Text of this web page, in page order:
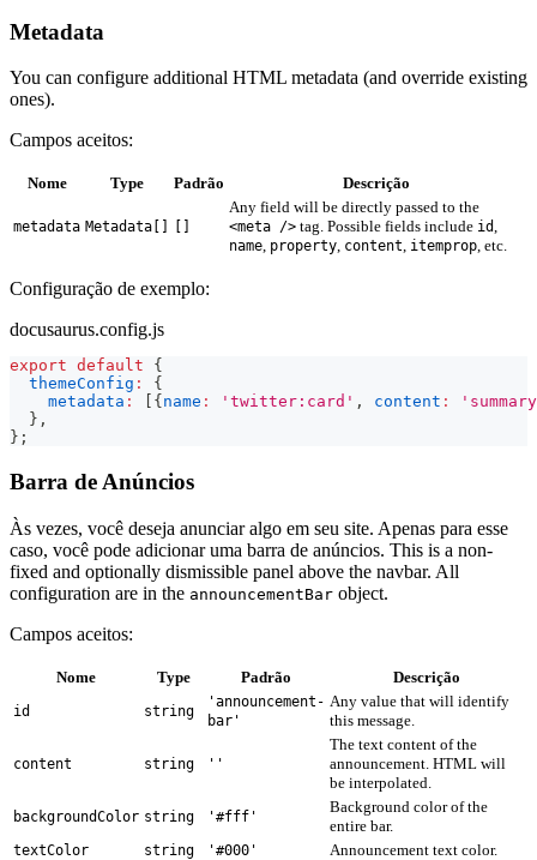
Metadata
You can configure additional HTML metadata (and override existing
ones).
Campos aceitos:
Nome Type Padrão Descrição
metadata Metadata[]
Any field will be directly passed to the
<meta /> tag. Possible fields include id,
name, property, content, itemprop, etc.
Configuração de exemplo:
docusaurus.config.js
export default
{
themeConfig :
{
metadata : { name : 'twitter:card' , content :
} ,
} ;
Barra de Anúncios
Às vezes, você deseja anunciar algo em seu site. Apenas para esse
caso, você pode adicionar uma barra de anúncios. This is a non-
fixed and optionally dismissible panel above the navbar. All
configuration are in the announcementBar object.
Campos aceitos:
Nome Type Padrão Descrição
id string
'announcement-
bar'
Any value that will identify
this message.
content string ''
The text content of the
announcement. HTML will
be interpolated.
backgroundColor string '#fff'
Background color of the
entire bar.
textColor string '#000' Announcement text color.